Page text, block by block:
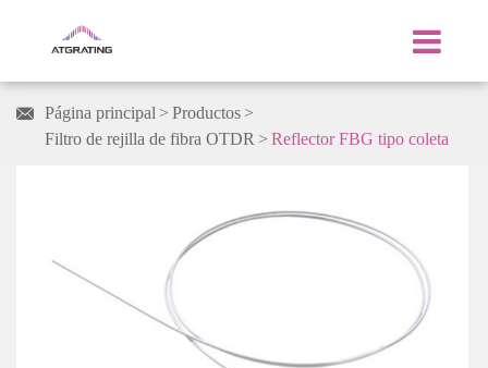
 Página principal
Productos
Filtro de rejilla de fibra OTDR
Reflector FBG tipo coleta